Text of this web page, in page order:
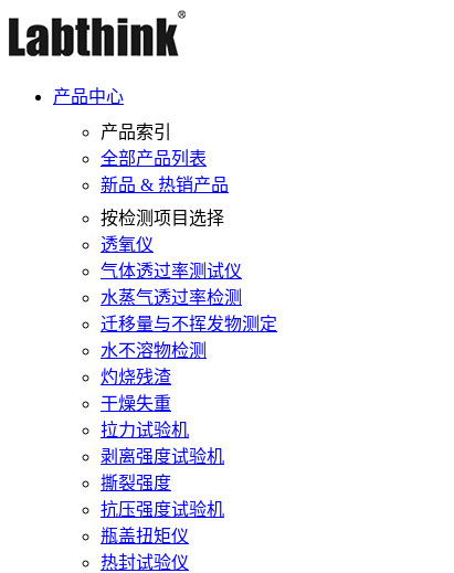
产品中心
产品索引
全部产品列表
新品 & 热销产品
按检测项目选择
透氧仪
气体透过率测试仪
水蒸气透过率检测
迁移量与不挥发物测定
水不溶物检测
灼烧残渣
干燥失重
拉力试验机
剥离强度试验机
撕裂强度
抗压强度试验机
瓶盖扭矩仪
热封试验仪